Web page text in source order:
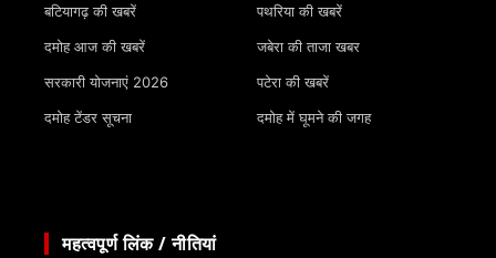
बटियागढ़ की खबरें
दमोह आज की खबरें
सरकारी योजनाएं 2026
दमोह टेंडर सूचना
पथरिया की खबरें
जबेरा की ताजा खबर
पटेरा की खबरें
दमोह में घूमने की जगह
महत्वपूर्ण लिंक / नीतियां